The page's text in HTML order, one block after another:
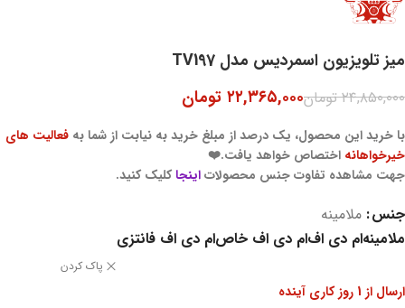
میز تلویزیون اسمردیس مدل TV197
۲۴,۸۵۰,۰۰۰تومان۲۲,۳۶۵,۰۰۰ تومان
با خرید این محصول، یک درصد از مبلغ خرید به نیابت از شما به فعالیت های
خیرخواهانه اختصاص خواهد یافت.❤️
جهت مشاهده تفاوت جنس محصولاتاینجا کلیک کنید.
جنس ملامینه
ملامینهام دی افام دی اف خاصام دی اف فانتزی
پاک کردن
ارسال از 1 روز کاری آینده